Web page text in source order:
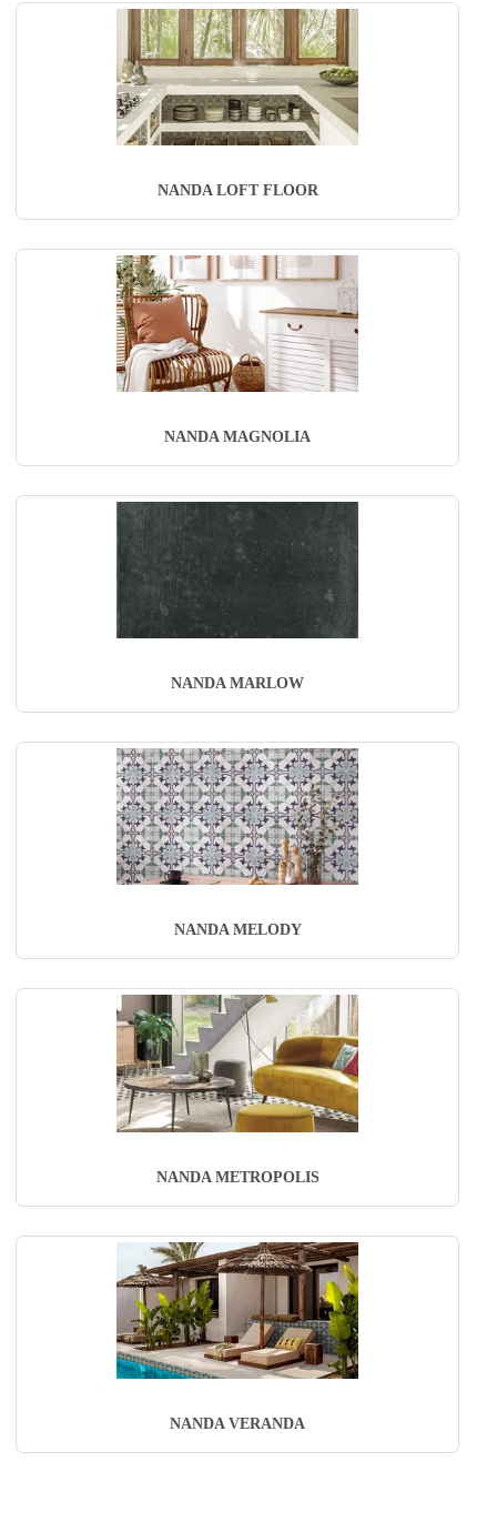
NANDA LOFT FLOOR
NANDA MAGNOLIA
NANDA MARLOW
NANDA MELODY
NANDA METROPOLIS
NANDA VERANDA